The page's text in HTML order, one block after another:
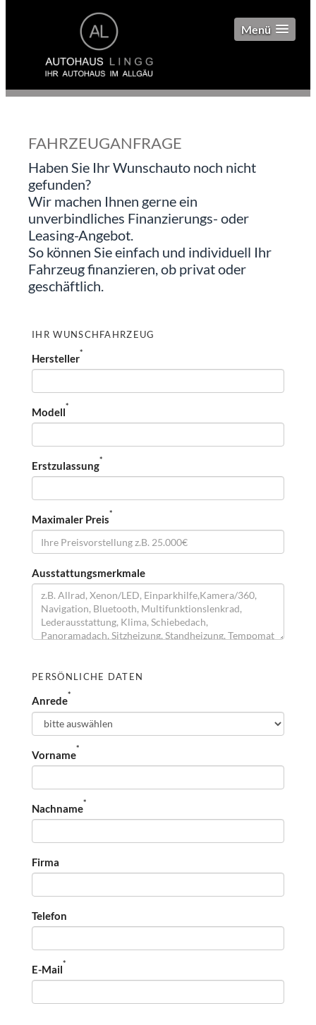
Menü
FAHRZEUGANFRAGE
Haben Sie Ihr Wunschauto noch nicht
gefunden?
Wir machen Ihnen gerne ein
unverbindliches Finanzierungs- oder
Leasing-Angebot.
So können Sie einfach und individuell Ihr
Fahrzeug finanzieren, ob privat oder
geschäftlich.
IHR WUNSCHFAHRZEUG
Hersteller*
Modell*
Erstzulassung*
Maximaler Preis*
Ausstattungsmerkmale
PERSÖNLICHE DATEN
Anrede*
Vorname*
Nachname*
Firma
Telefon
E-Mail*